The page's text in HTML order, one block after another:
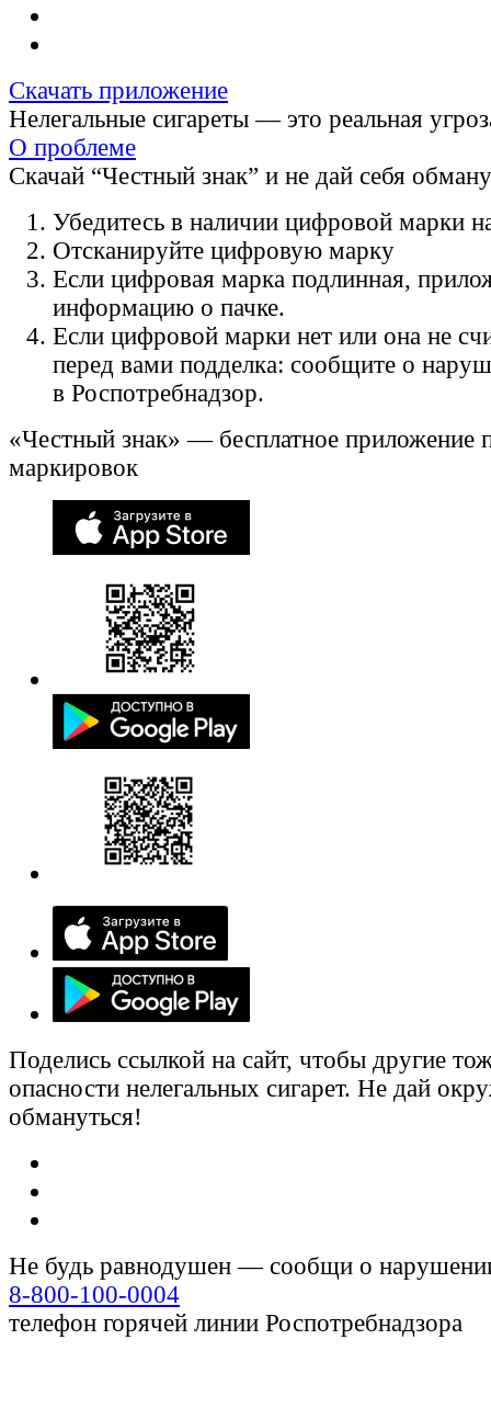
Скачать приложение
Нелегальные сигареты — это реальная
О проблеме
Скачай “Честный знак” и не дай себя
Убедитесь в наличии цифровой марки
Отсканируйте цифровую марку
Если цифровая марка подлинная,
информацию о пачке.
Если цифровой марки нет или она не
перед вами подделка: сообщите о
в Роспотребнадзор.
«Честный знак» — бесплатное приложение
маркировок
Поделись ссылкой на сайт, чтобы другие
опасности нелегальных сигарет. Не дай
обмануться!
Не будь равнодушен — сообщи о
8-800-100-0004
телефон горячей линии Роспотребнадзора